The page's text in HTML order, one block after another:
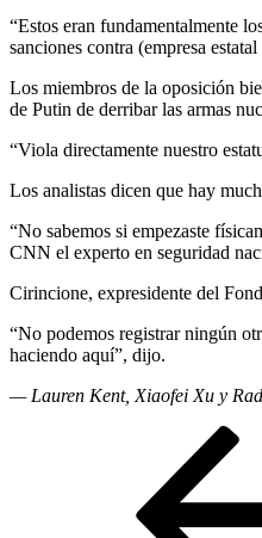
“Estos eran fundamentalmente
sanciones contra (empresa
Los miembros de la oposición
de Putin de derribar las armas
“Viola directamente nuestro
Los analistas dicen que hay
“No sabemos si empezaste
CNN el experto en seguridad
Cirincione, expresidente del
“No podemos registrar ningún
haciendo aquí”, dijo.
— Lauren Kent, Xiaofei Xu y